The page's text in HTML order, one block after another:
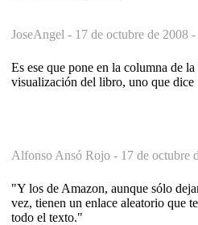
JoseAngel - 17 de octubre de 2008
Es ese que pone en la columna de
visualización del libro, uno que
Alfonso Ansó Rojo - 17 de octubre
"Y los de Amazon, aunque sólo
vez, tienen un enlace aleatorio que
todo el texto."